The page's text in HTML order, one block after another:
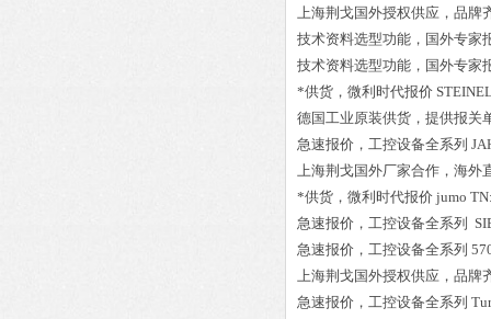
上海荆戈国外授权供应，品牌
技术资料选型功能，国外专家
技术资料选型功能，国外专家
*供货，微利时代报价
德国工业原装供货，提供报关
急速报价，工控设备全系列
上海荆戈国外厂家合作，海外
*供货，微利时代报价 jumo
急速报价，工控设备全系列
急速报价，工控设备全系列
上海荆戈国外授权供应，品牌
急速报价，工控设备全系列